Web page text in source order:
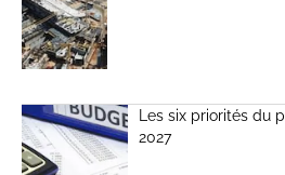
Les six priorités du
2027